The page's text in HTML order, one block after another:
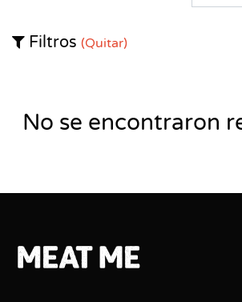
Filtros (Quitar)
No se encontraron